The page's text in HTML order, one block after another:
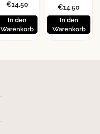
€14.50
In den
Warenkorb
€14.50
In den
Warenkorb